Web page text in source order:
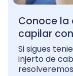
Conoce la
capilar
Si sigues
injerto de